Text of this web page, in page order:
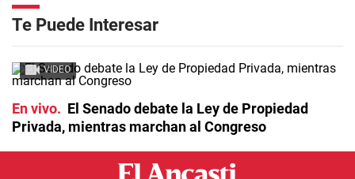
Te Puede Interesar
VIDEO
En vivo
El Senado debate la Ley de Propiedad
Privada, mientras marchan al Congreso